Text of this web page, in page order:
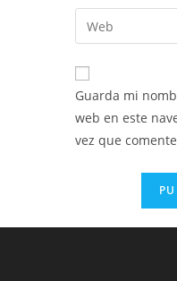
de
usuario
para
comentar
dirección
de
electrónico
para
comentar
Introduce
la
URL
de
(opcional)
Guarda mi
web en este
vez que